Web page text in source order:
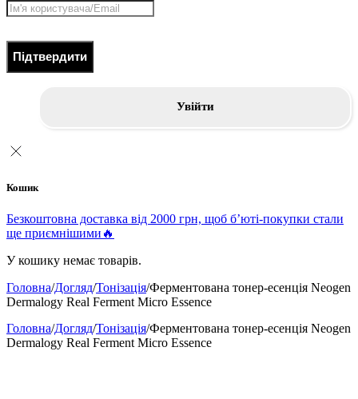
Підтвердити
Увійти
Кошик
Безкоштовна доставка від 2000 грн, щоб б’юті-покупки стали
ще приємнішими🔥
У кошику немає товарів.
Головна/Догляд/Тонізація/Ферментована тонер-есенція Neogen
Dermalogy Real Ferment Micro Essence
Головна/Догляд/Тонізація/Ферментована тонер-есенція Neogen
Dermalogy Real Ferment Micro Essence